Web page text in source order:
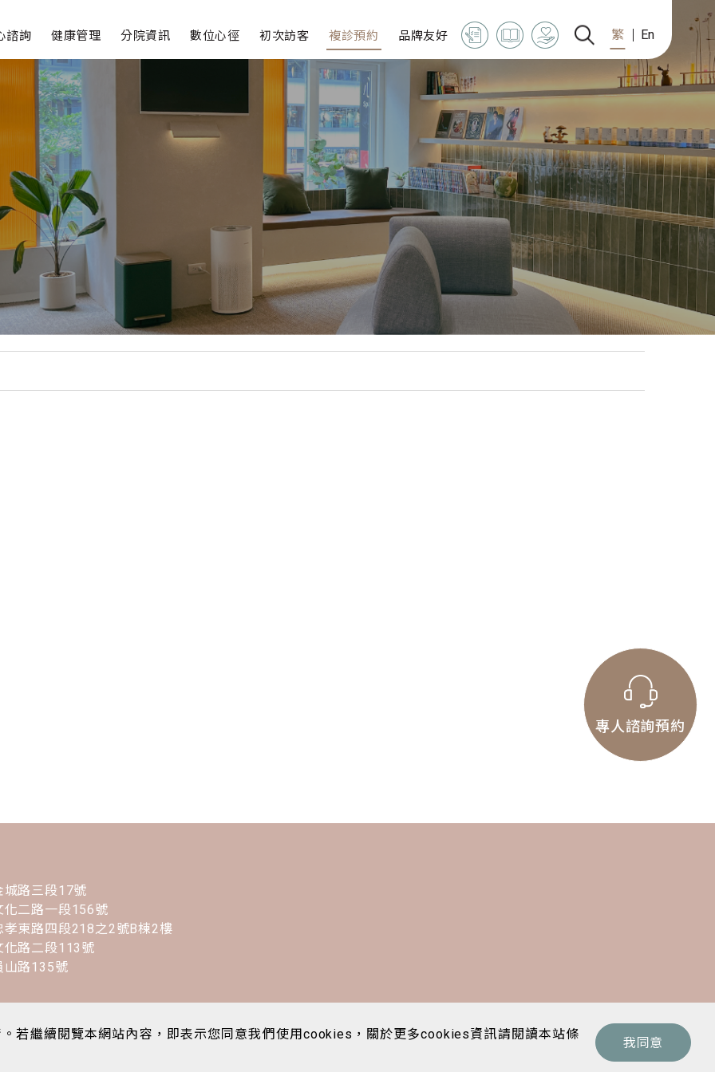
諮詢
磁刺激
分析
檢測
健康管理
進階檢測
減重門診
青春之路
分院資訊 數位心徑 初次訪客 複診預約 品牌友好 繁 En
城路三段17號
化二路一段156號
東路四段218之2號B棟2樓
化路二段113號
山路135號
專人諮詢預約
若繼續閱覽本網站內容，即表示您同意我們使用cookies，關於更多cookies資訊請閱讀本站條
我同意